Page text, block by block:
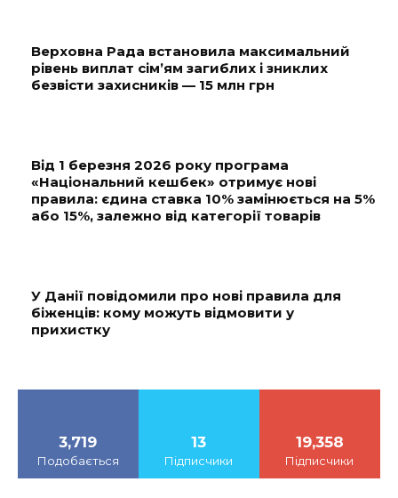
Верховна Рада встановила максимальний
рівень виплат сім’ям загиблих і зниклих
безвісти захисників — 15 млн грн
Від 1 березня 2026 року програма
«Національний кешбек» отримує нові
правила: єдина ставка 10% замінюється на 5%
або 15%, залежно від категорії товарів
У Данії повідомили про нові правила для
біженців: кому можуть відмовити у
прихистку
3,719
Подобається
13
Підписчики
19,358
Підписчики